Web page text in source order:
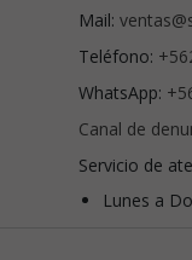
Mail:
Teléfono:
WhatsApp:
Canal de
Servicio de
Lunes a